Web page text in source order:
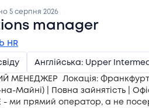
5 серпня 2026
manager
HR
Англійська: Upper
МЕНЕДЖЕР Локація:
Майні) | Повна зайнятість |
- ми прямий оператор, а не